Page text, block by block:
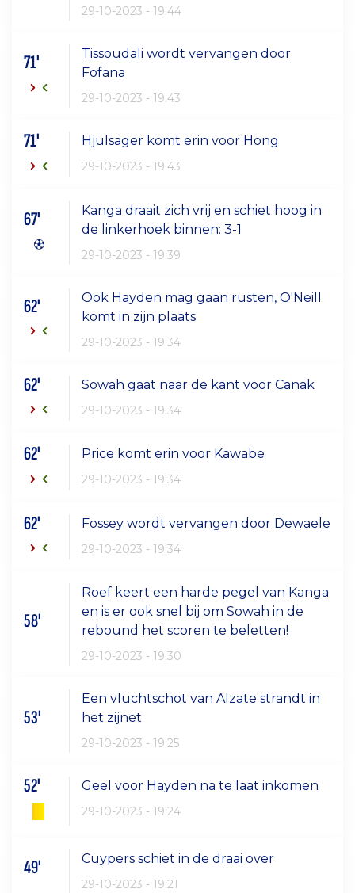
29-10-2023 - 19:44
71'
Tissoudali wordt vervangen door
Fofana
29-10-2023 - 19:43
71' Hjulsager komt erin voor Hong
29-10-2023 - 19:43
67'
Kanga draait zich vrij en schiet hoog in
de linkerhoek binnen: 3-1
29-10-2023 - 19:39
62'
Ook Hayden mag gaan rusten, O'Neill
komt in zijn plaats
29-10-2023 - 19:34
62' Sowah gaat naar de kant voor Canak
29-10-2023 - 19:34
62' Price komt erin voor Kawabe
29-10-2023 - 19:34
62' Fossey wordt vervangen door Dewaele
29-10-2023 - 19:34
58'
Roef keert een harde pegel van Kanga
en is er ook snel bij om Sowah in de
rebound het scoren te beletten!
29-10-2023 - 19:30
53'
Een vluchtschot van Alzate strandt in
het zijnet
29-10-2023 - 19:25
52' Geel voor Hayden na te laat inkomen
29-10-2023 - 19:24
49' Cuypers schiet in de draai over
29-10-2023 - 19:21